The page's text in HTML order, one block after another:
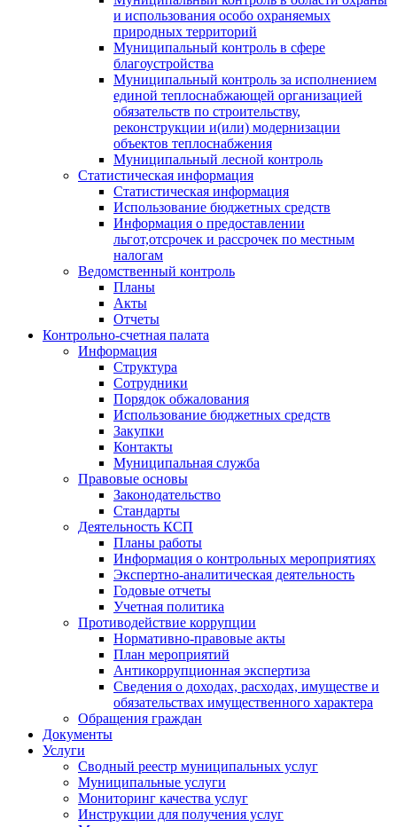
и использования особо охраняемых
природных территорий
Муниципальный контроль в сфере
благоустройства
Муниципальный контроль за исполнением
единой теплоснабжающей организацией
обязательств по строительству,
реконструкции и(или) модернизации
объектов теплоснабжения
Муниципальный лесной контроль
Статистическая информация
Статистическая информация
Использование бюджетных средств
Информация о предоставлении
льгот,отсрочек и рассрочек по местным
налогам
Ведомственный контроль
Планы
Акты
Отчеты
Контрольно-счетная палата
Информация
Структура
Сотрудники
Порядок обжалования
Использование бюджетных средств
Закупки
Контакты
Муниципальная служба
Правовые основы
Законодательство
Стандарты
Деятельность КСП
Планы работы
Информация о контрольных мероприятиях
Экспертно-аналитическая деятельность
Годовые отчеты
Учетная политика
Противодействие коррупции
Нормативно-правовые акты
План мероприятий
Антикоррупционная экспертиза
Сведения о доходах, расходах, имуществе и
обязательствах имущественного характера
Обращения граждан
Документы
Услуги
Сводный реестр муниципальных услуг
Муниципальные услуги
Мониторинг качества услуг
Инструкции для получения услуг